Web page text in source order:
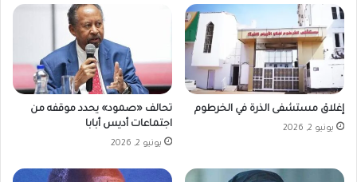
إغلاق مستشفى الذرة في الخرطوم
يونيو 2, 2026
تحالف «صمود» يحدد موقفه من
اجتماعات أديس أبابا
يونيو 2, 2026